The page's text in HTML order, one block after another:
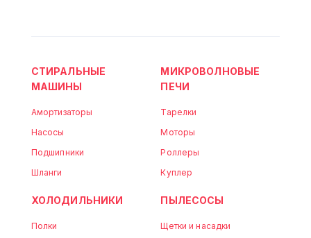
СТИРАЛЬНЫЕ
МАШИНЫ
Амортизаторы
Насосы
Подшипники
Шланги
МИКРОВОЛНОВЫЕ
ПЕЧИ
Тарелки
Моторы
Роллеры
Куплер
ХОЛОДИЛЬНИКИ
Полки
ПЫЛЕСОСЫ
Щетки и насадки